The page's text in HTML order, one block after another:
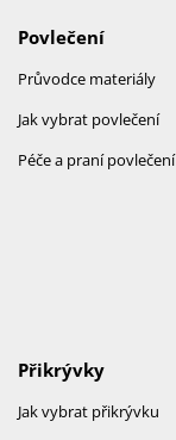
Povlečení
Průvodce materiály
Jak vybrat povlečení
Péče a praní povlečení
Přikrývky
Jak vybrat přikrývku